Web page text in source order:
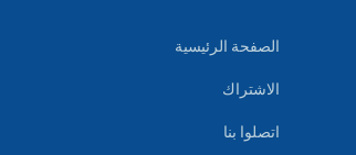
الصفحة الرئيسية
الاشتراك
اتصلوا بنا